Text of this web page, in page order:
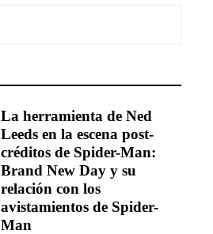
La herramienta de Ned
Leeds en la escena post-
créditos de Spider-Man:
Brand New Day y su
relación con los
avistamientos de Spider-
Man